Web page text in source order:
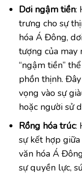
Dơi ngậm tiền:
trưng cho sự
hóa Á Đông,
tượng của may
“ngậm tiền”
phồn thịnh.
vọng vào sự
hoặc người sử
Rồng hóa trúc:
sự kết hợp
văn hóa Á
sự quyền lực,